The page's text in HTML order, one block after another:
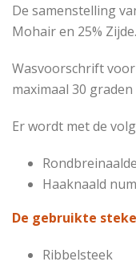
De samenstelling
Mohair en 25% Zijde.
Wasvoorschrift
maximaal 30
Er wordt met de
Haaknaald
De gebruikte
Ribbelsteek